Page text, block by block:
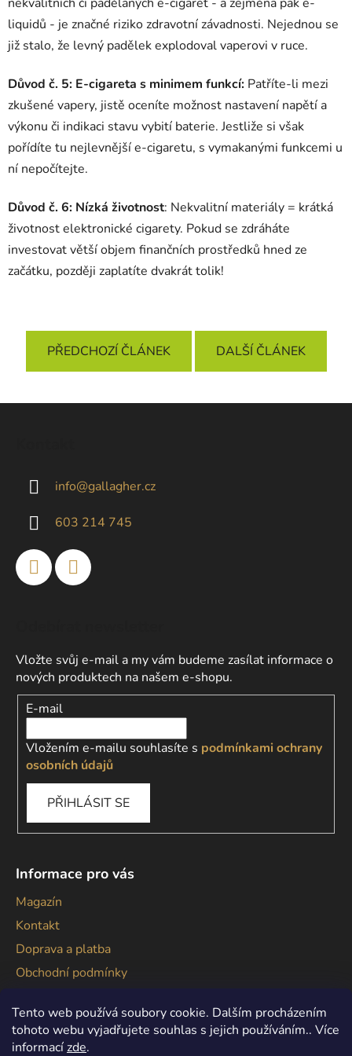
Tento web používá soubory cookie. Dalším procházením
tohoto webu vyjadřujete souhlas s jejich používáním.. Více
informacízde.
liquidů ‑ je značné riziko zdravotní závadnosti. Nejednou se
již stalo, že levný padělek explodoval vaperovi v ruce.
Důvod č. 5: E-cigareta s minimem funkcí: Patříte-li mezi
zkušené vapery, jistě oceníte možnost nastavení napětí a
výkonu či indikaci stavu vybití baterie. Jestliže si však
pořídíte tu nejlevnější e-cigaretu, s vymakanými funkcemi u
ní nepočítejte.
Důvod č. 6: Nízká životnost: Nekvalitní materiály = krátká
životnost elektronické cigarety. Pokud se zdráháte
investovat větší objem finančních prostředků hned ze
začátku, později zaplatíte dvakrát tolik!
PŘEDCHOZÍ ČLÁNEK DALŠÍ ČLÁNEK
info@gallagher.cz
603 214 745
Vložte svůj e-mail a my vám budeme zasílat informace o
nových produktech na našem e-shopu.
E-mail
Vložením e-mailu souhlasíte s podmínkami ochrany
osobních údajů
PŘIHLÁSIT SE
Informace pro vás
Magazín
Kontakt
Doprava a platba
Obchodní podmínky